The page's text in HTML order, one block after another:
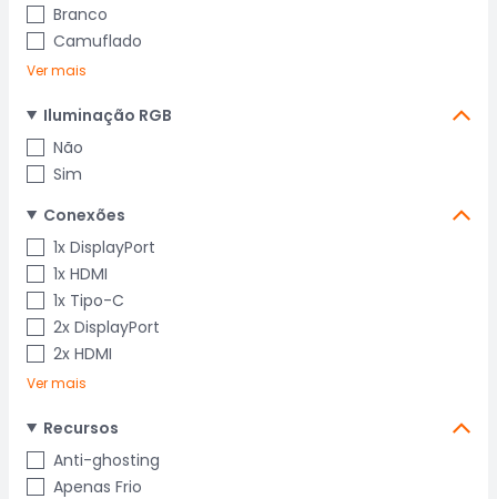
Branco
Camuflado
Ver mais
Iluminação RGB
Não
Sim
Conexões
1x DisplayPort
1x HDMI
1x Tipo-C
2x DisplayPort
2x HDMI
Ver mais
Recursos
Anti-ghosting
Apenas Frio